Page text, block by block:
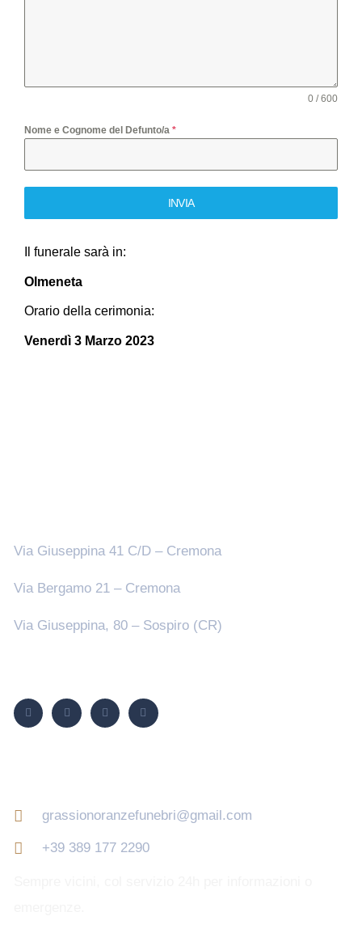
0 / 600
Nome e Cognome del Defunto/a *
INVIA
Il funerale sarà in:
Olmeneta
Orario della cerimonia:
Venerdì 3 Marzo 2023
Via Giuseppina 41 C/D – Cremona
Via Bergamo 21 – Cremona
Via Giuseppina, 80 – Sospiro (CR)
grassionoranzefunebri@gmail.com
+39 389 177 2290